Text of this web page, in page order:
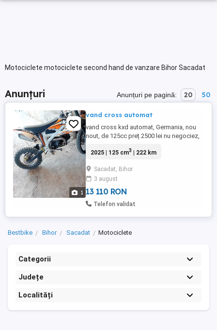
Motociclete motociclete second hand de vanzare Bihor Sacadat
Anunțuri Anunțuri pe pagină: 20 50
1
vand cross automat
vand cross kxd automat, Germania, nou
nout, de 125cc preț 2500 lei nu negociez,
2025 | 125 cm3 | 222 km
Sacadat, Bihor
3 august
13 110 RON
Telefon validat
Bestbike Bihor Sacadat Motociclete
Categorii
Județe
Localități